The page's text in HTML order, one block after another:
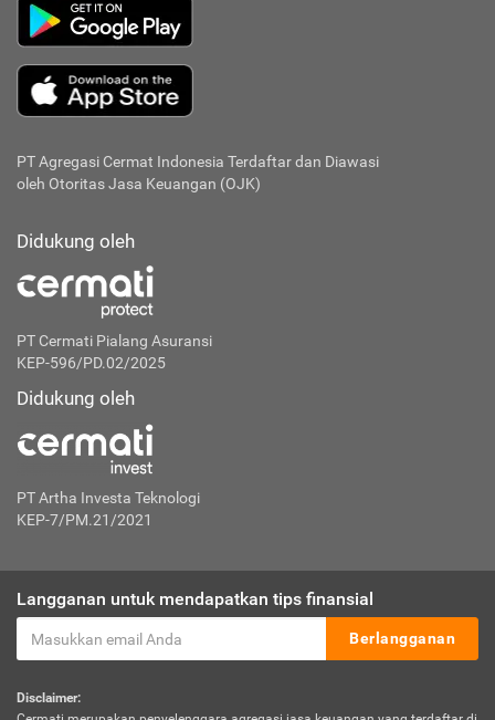
PT Agregasi Cermat Indonesia Terdaftar dan Diawasi
oleh Otoritas Jasa Keuangan (OJK)
Didukung oleh
PT Cermati Pialang Asuransi
KEP-596/PD.02/2025
Didukung oleh
PT Artha Investa Teknologi
KEP-7/PM.21/2021
Langganan untuk mendapatkan tips finansial
Berlangganan
Disclaimer: